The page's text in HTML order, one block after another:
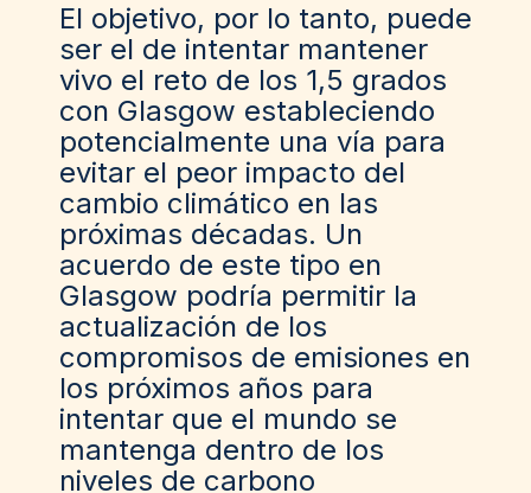
El objetivo, por lo tanto, puede
ser el de intentar mantener
vivo el reto de los 1,5 grados
con Glasgow estableciendo
potencialmente una vía para
evitar el peor impacto del
cambio climático en las
próximas décadas. Un
acuerdo de este tipo en
Glasgow podría permitir la
actualización de los
compromisos de emisiones en
los próximos años para
intentar que el mundo se
mantenga dentro de los
niveles de carbono